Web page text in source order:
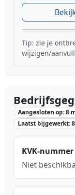
Tip: zie je
wijzigen/
Aangesloten op: 8
Laatst bijgewerkt:
KVK-nummer
Niet